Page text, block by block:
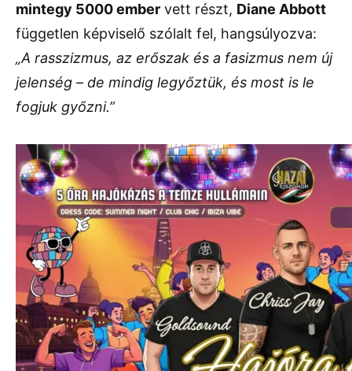
mintegy 5000 ember vett részt, Diane Abbott
független képviselő szólalt fel, hangsúlyozva:
„A rasszizmus, az erőszak és a fasizmus nem új
jelenség – de mindig legyőztük, és most is le
fogjuk győzni.”